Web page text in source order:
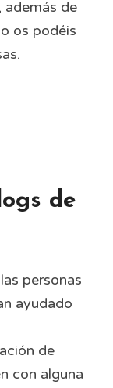
además de
os podéis
de
personas
ayudado
de
con alguna